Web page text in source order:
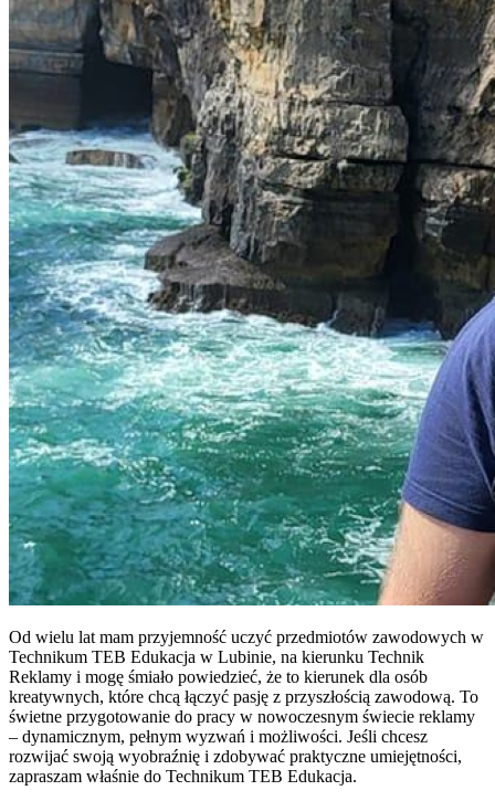
Od wielu lat mam przyjemność uczyć przedmiotów zawodowych w
Technikum TEB Edukacja w Lubinie, na kierunku Technik
Reklamy i mogę śmiało powiedzieć, że to kierunek dla osób
kreatywnych, które chcą łączyć pasję z przyszłością zawodową. To
świetne przygotowanie do pracy w nowoczesnym świecie reklamy
– dynamicznym, pełnym wyzwań i możliwości. Jeśli chcesz
rozwijać swoją wyobraźnię i zdobywać praktyczne umiejętności,
zapraszam właśnie do Technikum TEB Edukacja.